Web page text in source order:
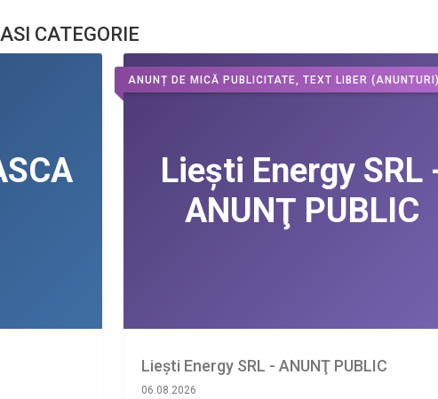
CATEGORIE
ANUNȚ DE MICĂ PUBLICITATE, TEXT LIBER
Liești Energy SRL - ANUNŢ PUBLIC
06.08.2026